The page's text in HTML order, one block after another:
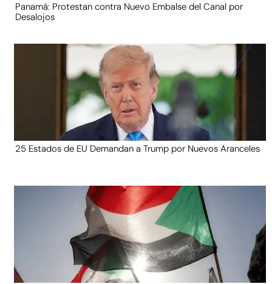
Panamá: Protestan contra Nuevo Embalse del Canal por
Desalojos
25 Estados de EU Demandan a Trump por Nuevos Aranceles